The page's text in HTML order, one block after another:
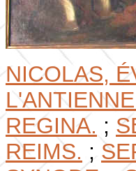
NICOLAS,
REGINA. ;
REIMS. ;